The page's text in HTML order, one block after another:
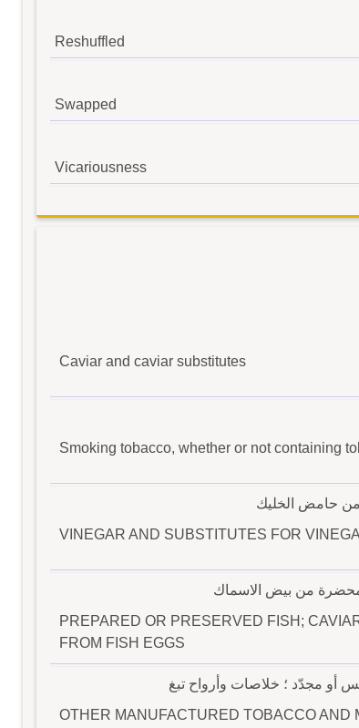
Reshuffled
Swapped
Vicariousness
Caviar and caviar substitutes
Smoking tobacco, whether or not containing
من حامض الخليك
VINEGAR AND SUBSTITUTES FOR
من بيض الاسماك
PREPARED OR PRESERVED FISH;
FROM FISH EGGS
أو مجدّد ؛ خلاصات وأرواح تبغ
OTHER MANUFACTURED TOBACCO